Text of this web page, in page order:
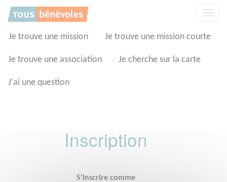
Je trouve une mission Je trouve une mission courte
Je trouve une association Je cherche sur la carte
J'ai une question
Inscription
S'inscrire comme
Panneau de gestion des cookies